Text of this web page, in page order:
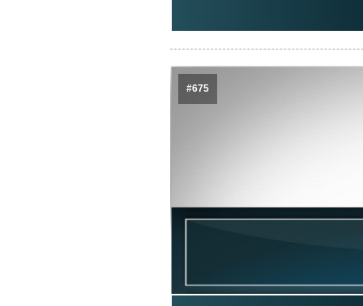
#675